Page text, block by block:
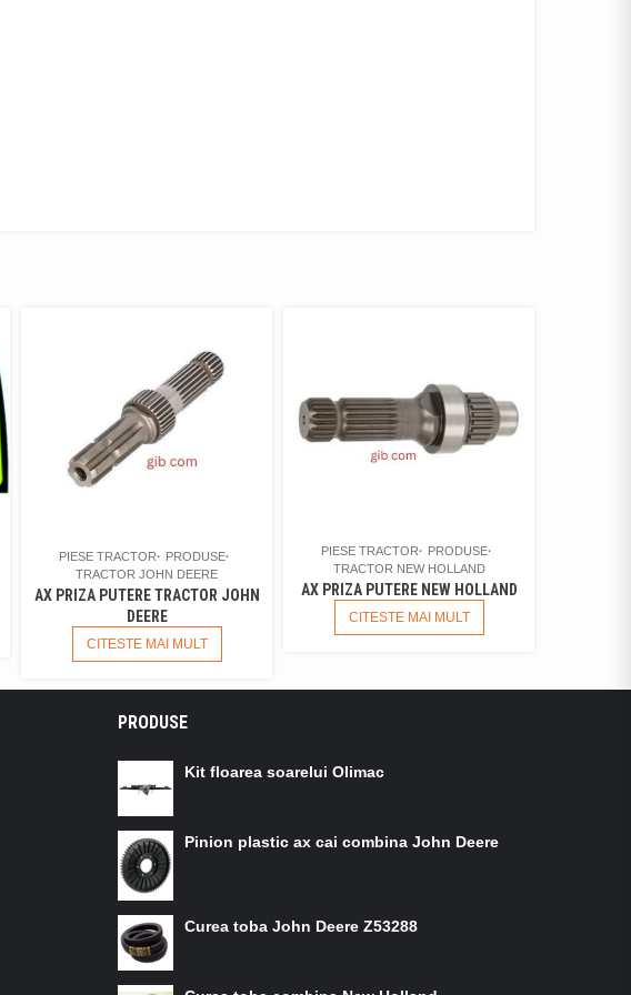
PIESE TRACTOR
PRODUSE
TRACTOR JOHN DEERE
AX PRIZA PUTERE TRACTOR JOHN
DEERE
CITESTE MAI MULT
PIESE TRACTOR
PRODUSE
TRACTOR NEW HOLLAND
AX PRIZA PUTERE NEW HOLLAND
CITESTE MAI MULT
PRODUSE
Kit floarea soarelui Olimac
Pinion plastic ax cai combina John Deere
Curea toba John Deere Z53288